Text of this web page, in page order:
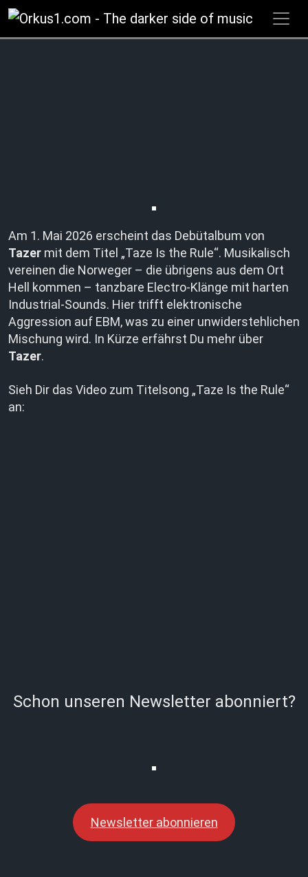
Zum
Inhalt
springen
Am 1. Mai 2026 erscheint das Debütalbum von
Tazer mit dem Titel „Taze Is the Rule“. Musikalisch
vereinen die Norweger – die übrigens aus dem Ort
Hell kommen – tanzbare Electro-Klänge mit harten
Industrial-Sounds. Hier trifft elektronische
Aggression auf EBM, was zu einer unwiderstehlichen
Mischung wird. In Kürze erfährst Du mehr über
Tazer.
Sieh Dir das Video zum Titelsong „Taze Is the Rule“
an:
Schon unseren Newsletter abonniert?
Newsletter abonnieren